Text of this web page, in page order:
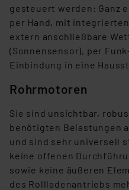
gesteuert werden: Ganz
per Hand, mit
extern anschließbare
(Sonnensensor), per
Einbindung in eine
Rohrmotoren
Sie sind unsichtbar,
benötigten Belastungen
und sind sehr universell
keine offenen
sowie keine äußeren
des Rollladenantriebs